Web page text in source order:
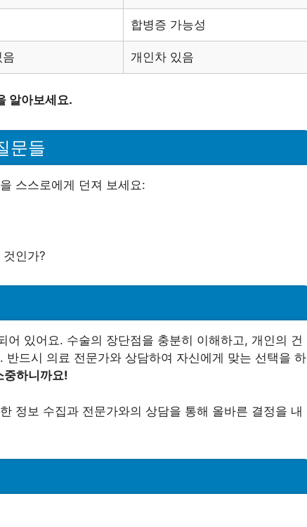
합병증 가능성
개인차 있음
알아보세요.
문들
스스로에게 던져 보세요:
인가?
어 있어요. 수술의 장단점을 충분히 이해하고, 개인의 건
드시 의료 전문가와 상담하여 자신에게 맞는 선택을 하
중하니까요!
정보 수집과 전문가와의 상담을 통해 올바른 결정을 내